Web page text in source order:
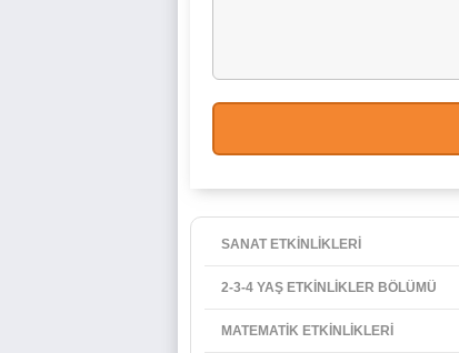
SANAT ETKİNLİKLERİ
2-3-4 YAŞ ETKİNLİKLER BÖLÜMÜ
MATEMATİK ETKİNLİKLERİ